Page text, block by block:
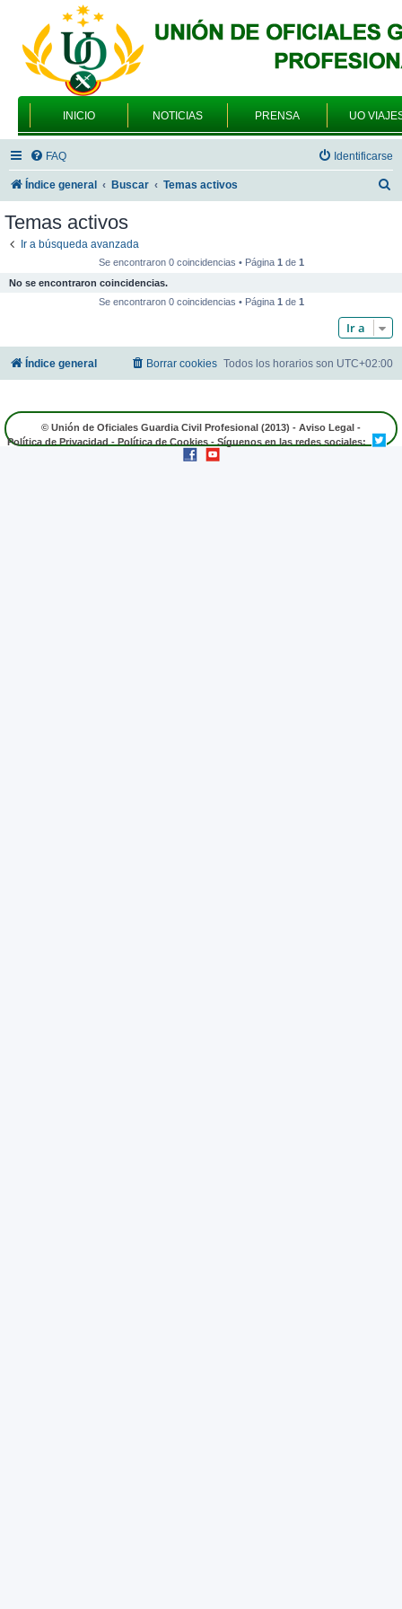
INICIO NOTICIAS PRENSA UO
FAQ Identificarse
Índice general Buscar Temas activos
Temas activos
Ir a búsqueda avanzada
Se encontraron 0 coincidencias • Página 1de 1
No se encontraron coincidencias.
Se encontraron 0 coincidencias • Página 1de 1
Ir a
Índice general Todos los horarios son UTC+02:00
Borrar cookies
© Unión de Oficiales Guardia Civil Profesional (2013) - Aviso Legal -
Política de Privacidad-Política de Cookies- Síguenos en las redes sociales: